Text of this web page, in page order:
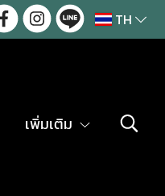
TH
เพิ่มเติม